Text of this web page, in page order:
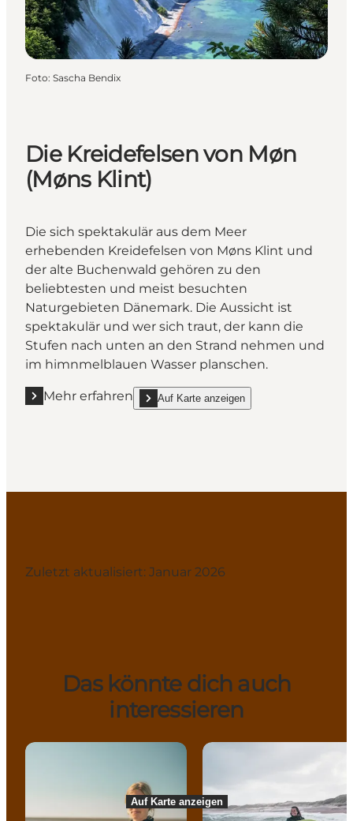
Foto: Sascha Bendix
Die Kreidefelsen von Møn
(Møns Klint)
Die sich spektakulär aus dem Meer
erhebenden Kreidefelsen von Møns Klint und
der alte Buchenwald gehören zu den
beliebtesten und meist besuchten
Naturgebieten Dänemark. Die Aussicht ist
spektakulär und wer sich traut, der kann die
Stufen nach unten an den Strand nehmen und
im himnmelblauen Wasser planschen.
Mehr erfahren
Mehr erfahren "Die Kreidefelsen von Møn (Møns
Auf Karte anzeigen
show Die Kreidefelsen von Møn (Møns Klint)
Auf Karte anzeigen
Zuletzt aktualisiert: Januar 2026
Das könnte dich auch
interessieren